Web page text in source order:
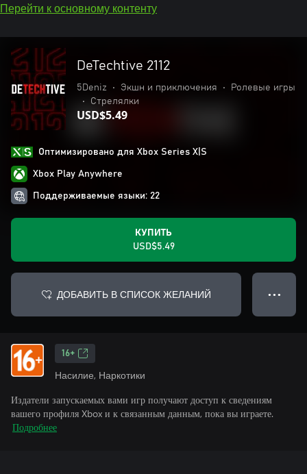
Перейти к основному контенту
DeTechtive 2112
5Deniz • Экшн и приключения •
Ролевые игры
•
Стрелялки
USD$5.49
Оптимизировано для Xbox Series X|S
Xbox Play Anywhere
Поддерживаемые языки: 22
КУПИТЬ
USD$5.49
ДОБАВИТЬ В СПИСОК ЖЕЛАНИЙ ● ● ●
16+
Насилие, Наркотики
Издатели запускаемых вами игр получают доступ к сведениям
вашего профиля Xbox и к связанным данным, пока вы играете.
Подробнее